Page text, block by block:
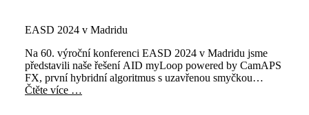
EASD 2024 v Madridu
Na 60. výroční konferenci EASD 2024 v Madridu jsme
představili naše řešení AID myLoop powered by CamAPS
FX, první hybridní algoritmus s uzavřenou smyčkou
navržený a licencovaný pro použití při plánování nebo
Čtěte více …